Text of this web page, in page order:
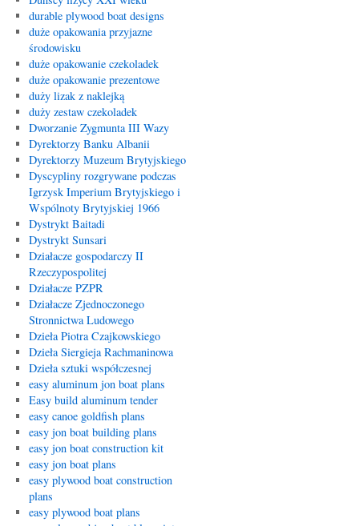
durable plywood boat designs
duże opakowania przyjazne
środowisku
duże opakowanie czekoladek
duże opakowanie prezentowe
duży lizak z naklejką
duży zestaw czekoladek
Dworzanie Zygmunta III Wazy
Dyrektorzy Banku Albanii
Dyrektorzy Muzeum Brytyjskiego
Dyscypliny rozgrywane podczas
Igrzysk Imperium Brytyjskiego i
Wspólnoty Brytyjskiej 1966
Dystrykt Baitadi
Dystrykt Sunsari
Działacze gospodarczy II
Rzeczypospolitej
Działacze PZPR
Działacze Zjednoczonego
Stronnictwa Ludowego
Dzieła Piotra Czajkowskiego
Dzieła Siergieja Rachmaninowa
Dzieła sztuki współczesnej
easy aluminum jon boat plans
Easy build aluminum tender
easy canoe goldfish plans
easy jon boat building plans
easy jon boat construction kit
easy jon boat plans
easy plywood boat construction
plans
easy plywood boat plans